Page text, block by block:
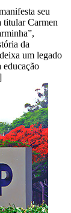
seu
titular Carmen
da
um legado
educação